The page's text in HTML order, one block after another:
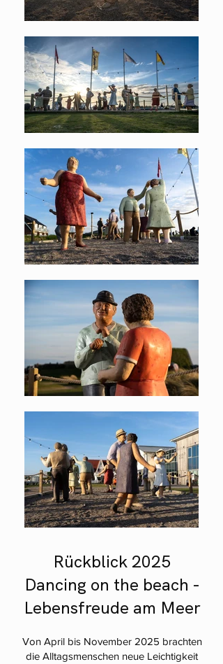
Rückblick 2025
Dancing on the beach -
Lebensfreude am Meer
Von April bis November 2025 brachten
die Alltagsmenschen neue Leichtigkeit